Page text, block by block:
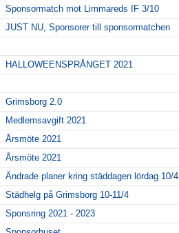
Sponsormatch mot Limmareds IF 3/10
JUST NU, Sponsorer till sponsormatchen
HALLOWEENSPRÅNGET 2021
Grimsborg 2.0
Medlemsavgift 2021
Årsmöte 2021
Årsmöte 2021
Ändrade planer kring städdagen lördag 10/4
Städhelg på Grimsborg 10-11/4
Sponsring 2021 - 2023